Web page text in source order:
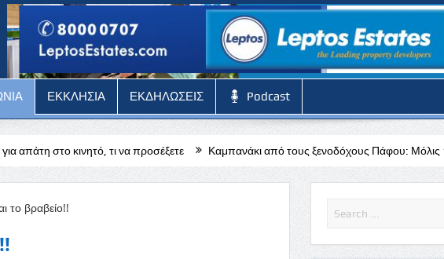
ΕΚΚΛΗΣΙΑ ΕΚΔΗΛΩΣΕΙΣ Podcast
τι να προσέξετε Καμπανάκι από τους ξενοδόχους Πάφου: Μόλις 141 από τα 728